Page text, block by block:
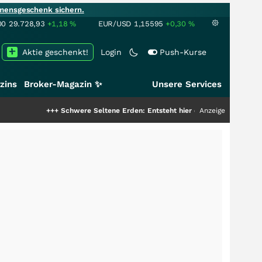
sichern.
29.728,93 +1,18% EUR/USD 1,15595 +0,30 %
Login Push-Kurse
Aktie geschenkt!
Broker-Magazin ✨ Unsere Services
Schwere Seltene Erden: Entsteht hier die nächste Milliardenstory?
Anzeige